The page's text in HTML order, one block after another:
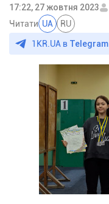
17:22, 27 жовтня 2023
Читати UA RU
1KR.UA в Telegram